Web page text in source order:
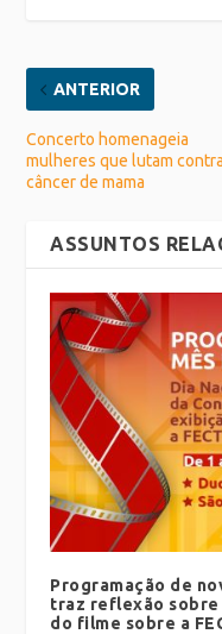
ANTERIOR
Concerto homenageia
mulheres que lutam
câncer de mama
ASSUNTOS
Programação de
traz reflexão sobre
do filme sobre a